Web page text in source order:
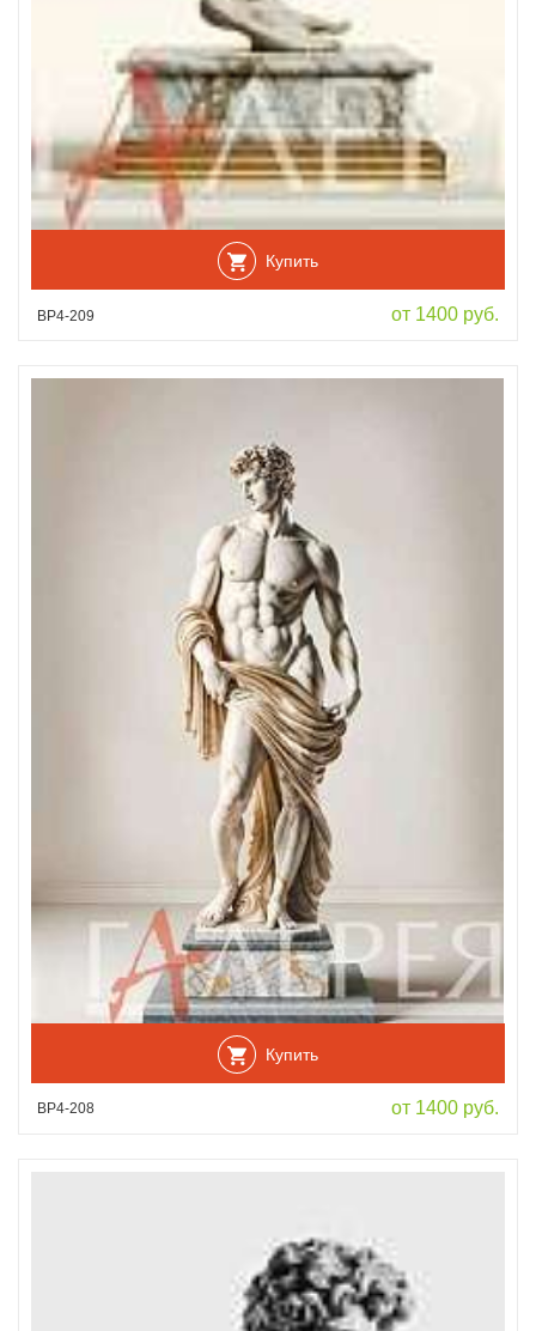
Купить
ВР4-209 от 1400 руб.
Купить
ВР4-208 от 1400 руб.